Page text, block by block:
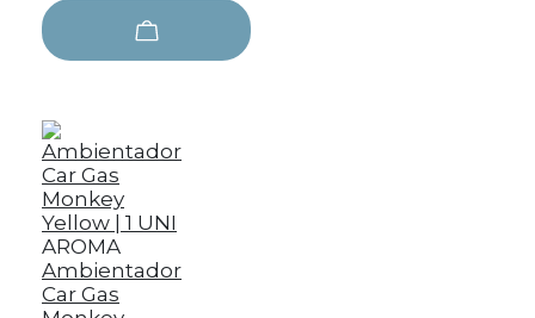
AROMA
Ambientador
Car Gas